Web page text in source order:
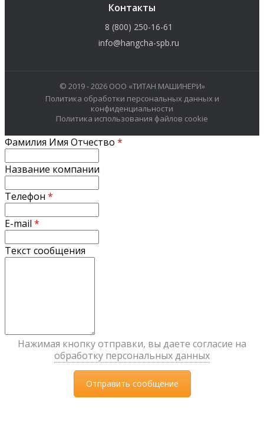
Контакты
8 (800) 250-16-61
info@hangcha-spb.ru
© 2019 - 2026 ООО «ТИТАН МАШИНЕРИ»
Политика обработки персональных данных и
конфиденциальности
Политика использования файлов cookie
Фамилия Имя Отчество *
Название компании
Телефон *
E-mail *
Текст сообщения
Нажимая кнопку отправки, вы даете согласие на
обработку персональных данных